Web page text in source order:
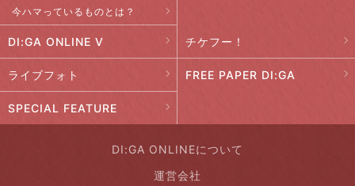
今ハマっているものとは？
DI:GA ONLINE V チケフー！
ライブフォト FREE PAPER DI:GA
SPECIAL FEATURE
DI:GA ONLINEについて
運営会社